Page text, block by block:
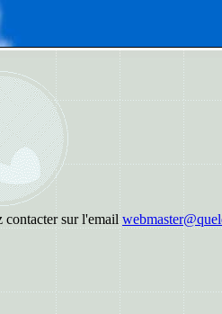
contacter sur l'email